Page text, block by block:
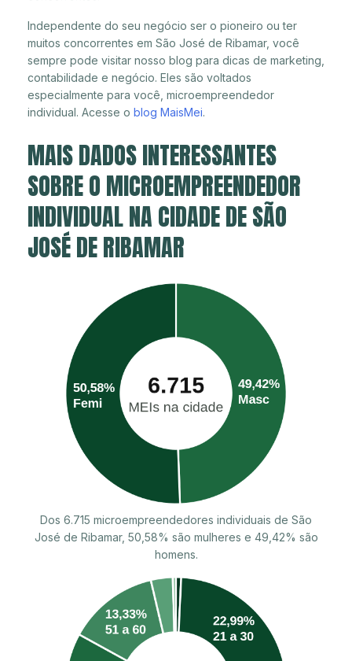
Independente do seu negócio ser o pioneiro ou ter
muitos concorrentes em São José de Ribamar, você
sempre pode visitar nosso blog para dicas de marketing,
contabilidade e negócio. Eles são voltados
especialmente para você, microempreendedor
individual. Acesse o blog MaisMei.
MAIS DADOS INTERESSANTES
SOBRE O MICROEMPREENDEDOR
INDIVIDUAL NA CIDADE DE SÃO
JOSÉ DE RIBAMAR
Dos 6.715 microempreendedores individuais de São
José de Ribamar, 50,58% são mulheres e 49,42% são
homens.